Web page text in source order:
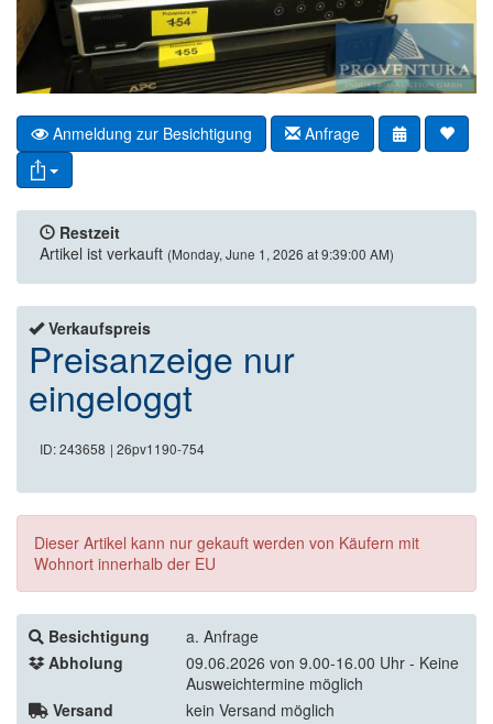
Anmeldung zur Besichtigung Anfrage
Restzeit
Artikel ist verkauft (Monday, June 1, 2026 at 9:39:00 AM)
Verkaufspreis
Preisanzeige nur
eingeloggt
ID: 243658 | 26pv1190-754
Dieser Artikel kann nur gekauft werden von Käufern mit
Wohnort innerhalb der EU
Besichtigung
a. Anfrage
Abholung
09.06.2026 von 9.00-16.00 Uhr - Keine
Ausweichtermine möglich
Versand
kein Versand möglich